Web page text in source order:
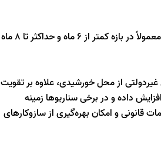
رستمی همچنین زمان اجرای پروژه‌های خورشیدی را کوتاه دانست و گفت: این پروژه‌ها معمولاً در بازه کمتر از ۶ ماه و حداکثر تا ۸ ماه
از محل خورشیدی، علاوه بر تقویت
داده و در برخی سناریوها زمینه
و امکان بهره‌گیری از سازوکارهای